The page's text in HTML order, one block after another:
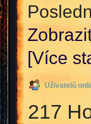
[Více
Uživatelů
217